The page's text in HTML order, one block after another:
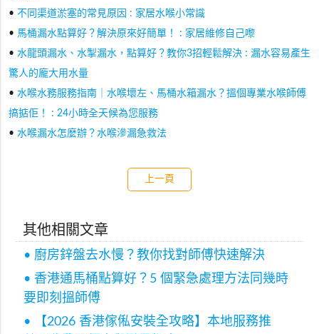
• 不同渠道淤塞的常見原因 : 家居水喉小常識
• 馬桶漏水點算好？解決原來好簡單！ : 家居維修自己嚟
• 水龍頭漏水、水掣漏水，點算好？教你3招輕鬆解決 : 漏水容易產生
驚人的龐大用水量
• 水喉水務服務指南｜水喉壞左、馬桶水箱漏水？搵個專業水喉師傅
搞掂佢！ : 24小時全天候為您服務
• 水喉漏水怎麼辦？水喉滲漏急救法
上一頁
其他相關文章
• 廚房鋅盤去水慢？教你找對師傅快速解決
• 香港通馬桶點算好？5 個緊急處理方法同幾時
要即刻搵師傅
• 【2026 香港傢俬安裝全攻略】本地服務推